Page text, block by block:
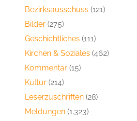
Bezirksausschuss (121)
Bilder (275)
Geschichtliches (111)
Kirchen & Soziales (462)
Kommentar (15)
Kultur (214)
Leserzuschriften (28)
Meldungen (1.323)